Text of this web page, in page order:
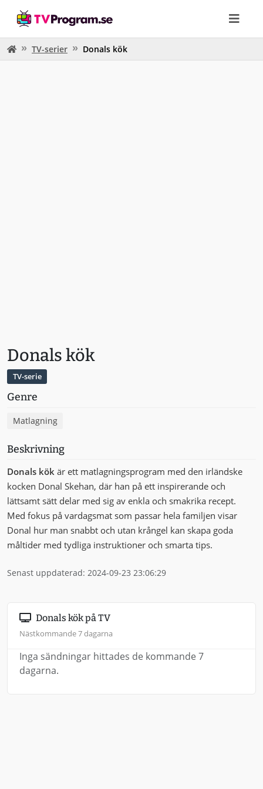
TV-serier Donals kök
Donals kök
TV-serie
Genre
Matlagning
Beskrivning
Donals kök är ett matlagningsprogram med den irländske
kocken Donal Skehan, där han på ett inspirerande och
lättsamt sätt delar med sig av enkla och smakrika recept.
Med fokus på vardagsmat som passar hela familjen visar
Donal hur man snabbt och utan krångel kan skapa goda
måltider med tydliga instruktioner och smarta tips.
Senast uppdaterad: 2024-09-23 23:06:29
Donals kök på TV
Nästkommande 7 dagarna
Inga sändningar hittades de kommande 7
dagarna.